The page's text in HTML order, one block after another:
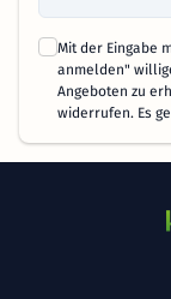
Mit der Eingabe
anmelden"
Angeboten zu
widerrufen. Es